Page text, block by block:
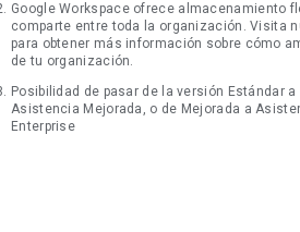
Google Workspace ofrece almacenamiento
comparte entre toda la organización. Visita
para obtener más información sobre cómo
de tu organización.
Posibilidad de pasar de la versión Estándar
Asistencia Mejorada, o de Mejorada a
Enterprise